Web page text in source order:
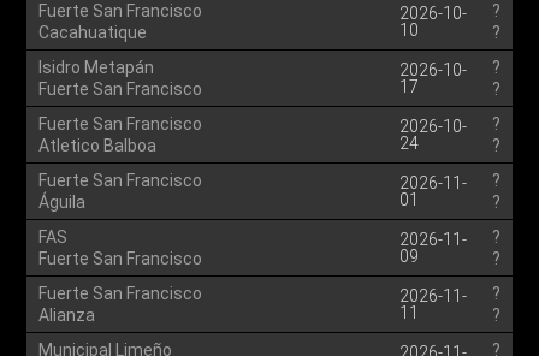
Fuerte San Francisco
Cacahuatique
2026-10-
10
?
?
Isidro Metapán
Fuerte San Francisco
2026-10-
17
?
?
Fuerte San Francisco
Atletico Balboa
2026-10-
24
?
?
Fuerte San Francisco
Águila
2026-11-
01
?
?
FAS
Fuerte San Francisco
2026-11-
09
?
?
Fuerte San Francisco
Alianza
2026-11-
11
?
?
Municipal Limeño
?